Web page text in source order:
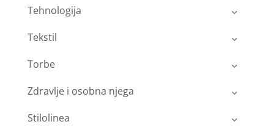
Tehnologija
Tekstil
Torbe
Zdravlje i osobna njega
Stilolinea